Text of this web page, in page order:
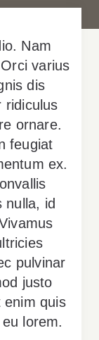
Nam
varius
dis
ridiculus
ornare.
feugiat
ex.
nulla, id
pulvinar
justo
enim quis
lorem.